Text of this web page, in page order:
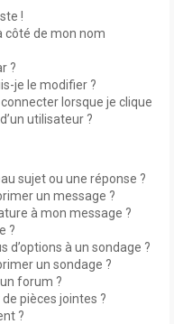
!
côté de mon nom
?
je le modifier ?
lorsque je clique
utilisateur ?
sujet ou une réponse ?
un message ?
à mon message ?
?
d’options à un sondage ?
un sondage ?
forum ?
pièces jointes ?
?